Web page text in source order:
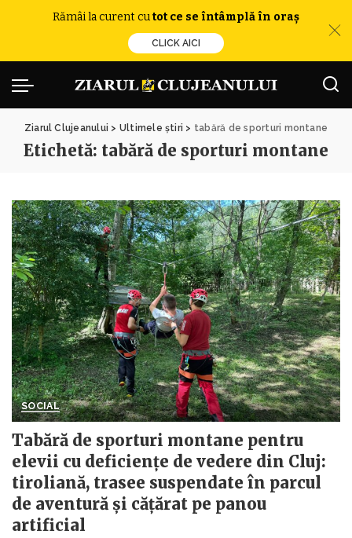
Rămâi la curent cutot ce se întâmplă în oraș
CLICK AICI
Ziarul Clujeanului > Ultimele știri > tabără de sporturi montane
Etichetă: tabără de sporturi montane
SOCIAL
Tabără de sporturi montane pentru
elevii cu deficiențe de vedere din Cluj:
tiroliană, trasee suspendate în parcul
de aventură și cățărat pe panou
artificial